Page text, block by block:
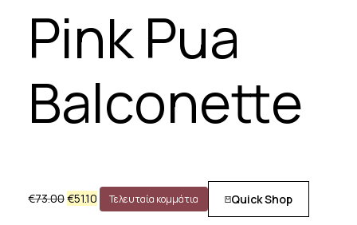
Pink Pua
Balconette
€73.00€51.10 Τελευταία κομμάτια Quick Shop